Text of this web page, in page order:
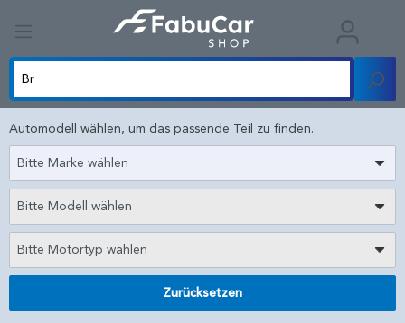
Automodell wählen, um das passende Teil zu finden.
Bitte Marke wählen
Bitte Modell wählen
Bitte Motortyp wählen
Zurücksetzen